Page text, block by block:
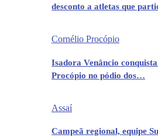
desconto a atletas que
Cornélio Procópio
Isadora Venâncio
Procópio no pódio dos…
Assaí
Campeã regional, equipe